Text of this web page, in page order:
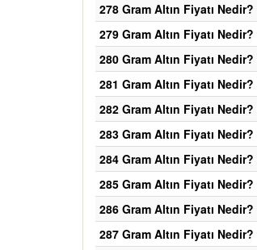
278 Gram Altın Fiyatı Nedir?
279 Gram Altın Fiyatı Nedir?
280 Gram Altın Fiyatı Nedir?
281 Gram Altın Fiyatı Nedir?
282 Gram Altın Fiyatı Nedir?
283 Gram Altın Fiyatı Nedir?
284 Gram Altın Fiyatı Nedir?
285 Gram Altın Fiyatı Nedir?
286 Gram Altın Fiyatı Nedir?
287 Gram Altın Fiyatı Nedir?